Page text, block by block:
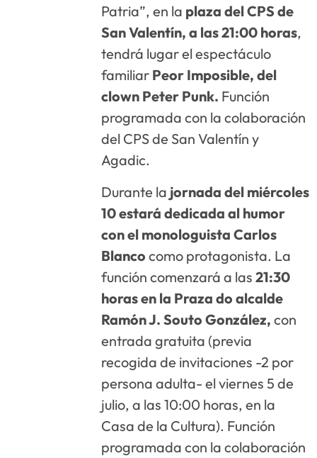
Patria”, en la plaza del CPS de
San Valentín, a las 21:00 horas,
tendrá lugar el espectáculo
familiar Peor Imposible, del
clown Peter Punk. Función
programada con la colaboración
del CPS de San Valentín y
Agadic.
Durante la jornada del miércoles
10 estará dedicada al humor
con el monologuista Carlos
Blanco como protagonista. La
función comenzará a las21:30
horas en la Praza do alcalde
Ramón J. Souto González, con
entrada gratuita (previa
recogida de invitaciones -2 por
persona adulta- el viernes 5 de
julio, a las 10:00 horas, en la
Casa de la Cultura). Función
programada con la colaboración